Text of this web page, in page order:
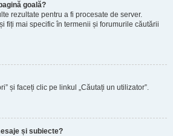
goală?
rezultate pentru a fi procesate de server.
fiți mai specific în termenii și forumurile căutării
și faceți clic pe linkul „Căutați un utilizator”.
și subiecte?